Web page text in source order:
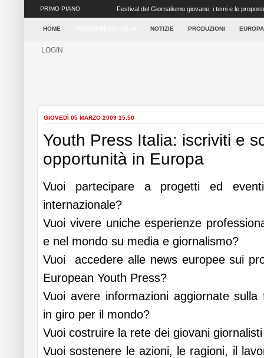
PRIMO PIANO Ritorna il Festival del Giornalismo Giovane a
settore dei media ...
HOME NOTIZIE PRODUZIONI
LOGIN
GIOVEDÌ 05 MARZO 2009 15:50
Youth Press Italia: iscriviti e
opportunità in Europa
Vuoi partecipare a progetti ed
internazionale?
Vuoi vivere uniche esperienze
e nel mondo su media e giornalismo?
Vuoi accedere alle news europee sui
European Youth Press?
Vuoi avere informazioni aggiornate
in giro per il mondo?
Vuoi costruire la rete dei giovani
Vuoi sostenere le azioni, le ragioni, il